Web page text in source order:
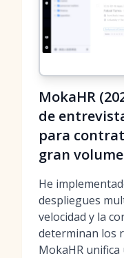
MokaHR
de
para
gran
He
despliegues
velocidad y la
determinan los
MokaHR